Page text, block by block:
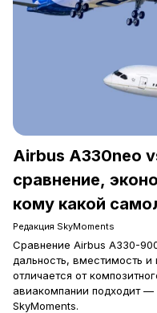
Airbus A330neo
сравнение,
кому какой
Редакция SkyMoments
Сравнение Airbus A330-
дальность, вместимость
отличается от
авиакомпании подходит —
SkyMoments.